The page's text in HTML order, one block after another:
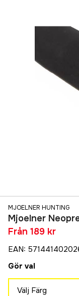
MJOELNER HUNTING
Mjoelner
Från 189 kr
EAN:
Gör val
Välj Färg